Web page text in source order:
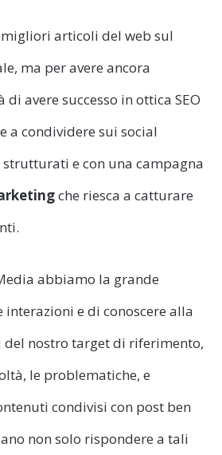
migliori articoli del web sul
ma per avere ancora
avere successo in ottica SEO
a condividere sui social
e con una campagna
che riesca a catturare
abbiamo la grande
e di conoscere alla
del nostro target di riferimento,
le problematiche, e
condivisi con post ben
non solo rispondere a tali